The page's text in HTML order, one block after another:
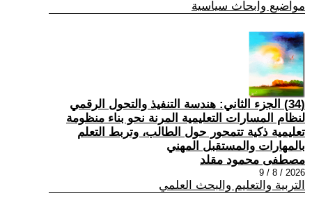
مواضيع وابحاث سياسية
(34) الجزء الثاني: هندسة التنفيذ والتحول الرقمي
لنظام المسارات التعليمية المرنة نحو بناء منظومة
تعليمية ذكية تتمحور حول الطالب، وتربط التعلم
بالمهارات والمستقبل المهني
مصطفى محمود مقلد
2026 / 8 / 9
التربية والتعليم والبحث العلمي